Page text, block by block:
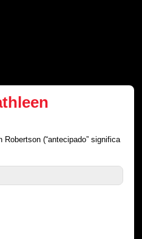
Robertson (“antecipado” significa